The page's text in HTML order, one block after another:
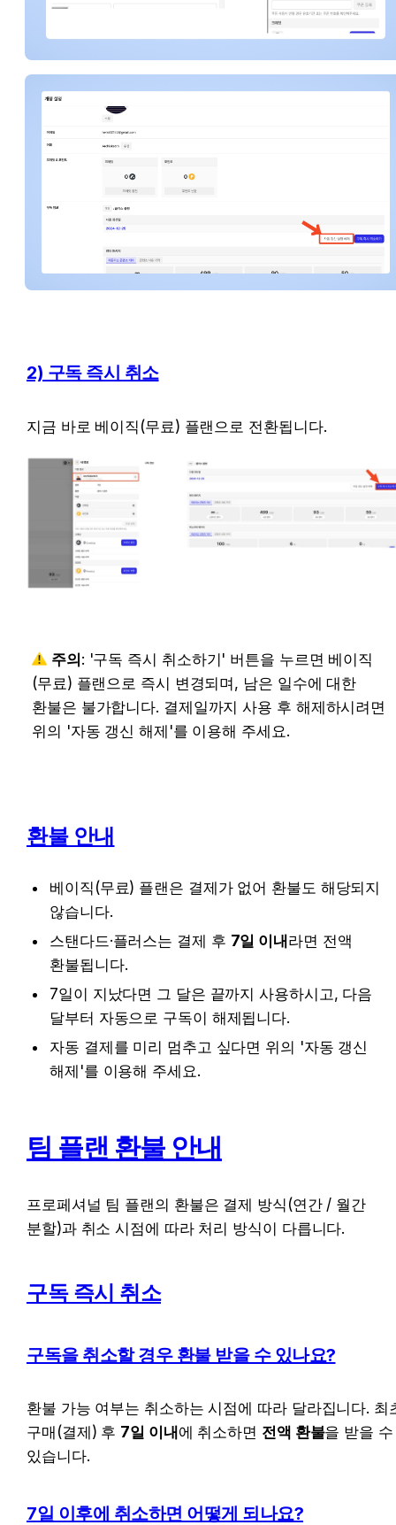
2) 구독 즉시 취소
지금 바로 베이직(무료) 플랜으로 전환됩니다.
주의
: '구독 즉시 취소하기' 버튼을 누르면 베이직(
무료) 플랜으로 즉시 변경되며, 남은 일수에 대한 환
불은 불가합니다. 결제일까지 사용 후 해제하시려면 위
의 '자동 갱신 해제'를 이용해 주세요.
환불 안내
베이직(무료) 플랜은 결제가 없어 환불도 해당되지
않습니다.
스탠다드·플러스는 결제 후 7일 이내 라면 전액
환불됩니다.
7일이 지났다면 그 달은 끝까지 사용하시고, 다음
달부터 자동으로 구독이 해제됩니다.
자동 결제를 미리 멈추고 싶다면 위의 '자동 갱신
해제'를 이용해 주세요.
팀 플랜 환불 안내
프로페셔널 팀 플랜의 환불은 결제 방식(연간 / 월간
분할)과 취소 시점에 따라 처리 방식이 다릅니다.
구독 즉시 취소
구독을 취소할 경우 환불 받을 수 있나요?
환불 가능 여부는 취소하는 시점에 따라 달라집니다. 최
구매(결제) 후 7일 이내 에 취소하면 전액 환불을 받을 수
있습니다.
7일 이후에 취소하면 어떻게 되나요?